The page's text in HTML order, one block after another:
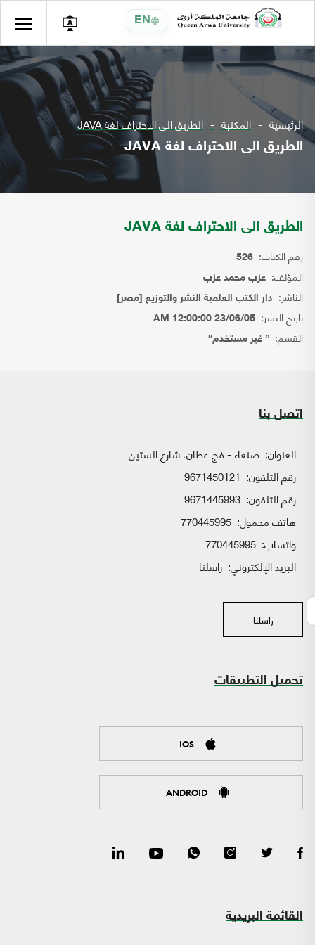
EN
الرئيسية المكتبة الطريق الى الاحتراف لغة JAVA
الطريق الى الاحتراف لغة JAVA
الطريق الى الاحتراف لغة JAVA
رقم الكتاب: 526
المؤلف: عزب محمد عزب
الناشر: دار الكتب العلمية النشر والتوزيع [مصر]
تاريخ النشر: 23/06/05 12:00:00 AM
القسم: { غير مستخدم}
اتصل بنا
العنوان: صنعاء - فج عطان، شارع الستين
رقم التلفون: 9671450121
رقم التلفون: 9671445993
هاتف محمول: 770445995
واتساب:
البريد الإلكتروني: راسلنا
راسلنا
تحميل التطبيقات
IOS
ANDROID
القائمة البريدية